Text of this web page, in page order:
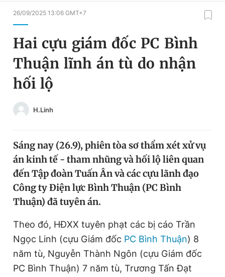
Chuyên mục
Chuyên mục khác
Chào ngày mới
Video Magazine
Sản phẩm khác
Tiện ích Bạn cần biết
Thông tin tòa soạn Liên hệ quảng cáo
Đổi mật khẩu
Tin đã lưu
Tin đã xem
26/09/2025 13:06 GMT+7
Hai cựu giám đốc PC Bình
Thuận lĩnh án tù do nhận
hối lộ
H.Linh
Sáng nay (26.9), phiên tòa sơ thẩm xét xử vụ
án kinh tế - tham nhũng và hối lộ liên quan
đến Tập đoàn Tuấn Ân và các cựu lãnh đạo
Công ty Điện lực Bình Thuận (PC Bình
Thuận) đã tuyên án.
Theo đó, HĐXX tuyên phạt các bị cáo Trần
Ngọc Linh (cựu Giám đốc PC Bình Thuận) 8
năm tù, Nguyễn Thành Ngôn (cựu Giám đốc
PC Bình Thuận) 7 năm tù, Trương Tấn Đạt